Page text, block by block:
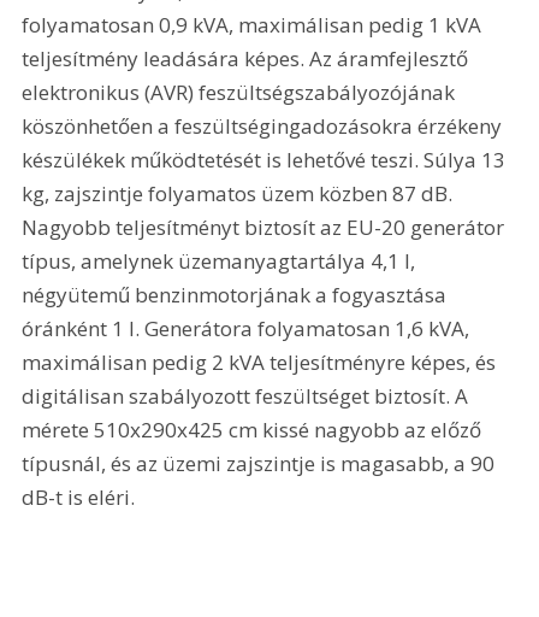
folyamatosan 0,9 kVA, maximálisan pedig 1 kVA
teljesítmény leadására képes. Az áramfejlesztő
elektronikus (AVR) feszültségszabályozójának
köszönhetően a feszültségingadozásokra érzékeny
készülékek működtetését is lehetővé teszi. Súlya 13
kg, zajszintje folyamatos üzem közben 87 dB.
Nagyobb teljesítményt biztosít az EU-20 generátor
típus, amelynek üzemanyagtartálya 4,1 l,
négyütemű benzinmotorjának a fogyasztása
óránként 1 l. Generátora folyamatosan 1,6 kVA,
maximálisan pedig 2 kVA teljesítményre képes, és
digitálisan szabályozott feszültséget biztosít. A
mérete 510x290x425 cm kissé nagyobb az előző
típusnál, és az üzemi zajszintje is magasabb, a 90
dB-t is eléri.